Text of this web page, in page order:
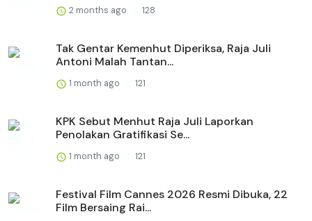
2 months ago 128
Tak Gentar Kemenhut Diperiksa, Raja Juli
Antoni Malah Tantan...
1 month ago 121
KPK Sebut Menhut Raja Juli Laporkan
Penolakan Gratifikasi Se...
1 month ago 121
Festival Film Cannes 2026 Resmi Dibuka, 22
Film Bersaing Rai...